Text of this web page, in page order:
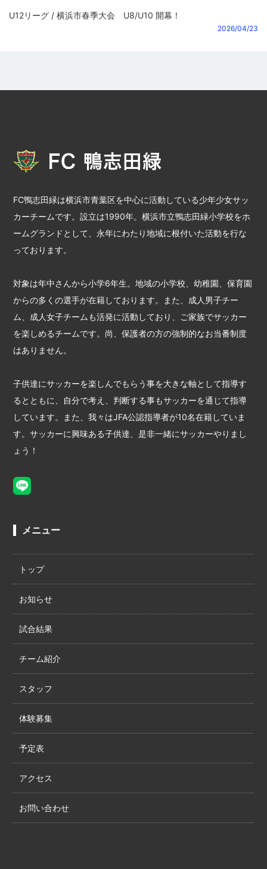
U12リーグ / 横浜市春季大会 U8/U10 開幕！
2026/04/23
FC鴨志田緑は横浜市青葉区を中心に活動している少年少女サッ
カーチームです。設立は1990年。横浜市立鴨志田緑小学校をホ
ームグランドとして、永年にわたり地域に根付いた活動を行な
っております。
対象は年中さんから小学6年生。地域の小学校、幼稚園、保育園
からの多くの選手が在籍しております。また、成人男子チー
ム、成人女子チームも活発に活動しており、ご家族でサッカー
を楽しめるチームです。尚、保護者の方の強制的なお当番制度
はありません。
子供達にサッカーを楽しんでもらう事を大きな軸として指導す
るとともに、自分で考え、判断する事もサッカーを通じて指導
しています。また、我々はJFA公認指導者が10名在籍していま
す。サッカーに興味ある子供達、是非一緒にサッカーやりまし
ょう！
メニュー
トップ
お知らせ
試合結果
チーム紹介
スタッフ
体験募集
予定表
アクセス
お問い合わせ